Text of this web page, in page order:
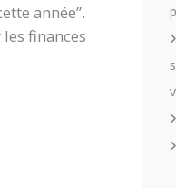
année’’.
finances